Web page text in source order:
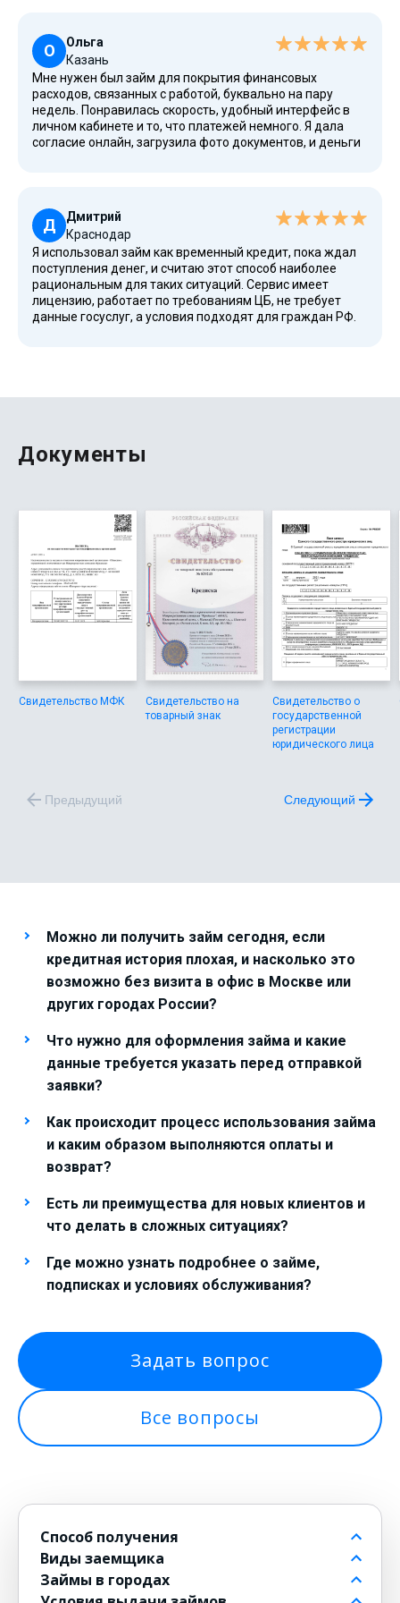
О
Ольга
Казань
Мне нужен был займ для покрытия финансовых
расходов, связанных с работой, буквально на пару
недель. Понравилась скорость, удобный интерфейс в
личном кабинете и то, что платежей немного. Я дала
согласие онлайн, загрузила фото документов, и деньги
Д
Дмитрий
Краснодар
Я использовал займ как временный кредит, пока ждал
поступления денег, и считаю этот способ наиболее
рациональным для таких ситуаций. Сервис имеет
лицензию, работает по требованиям ЦБ, не требует
данные госуслуг, а условия подходят для граждан РФ.
Документы
Свидетельство МФК
Свидетельство на
товарный знак
Свидетельство о
государственной
регистрации
юридического лица
Предыдущий Следующий
Можно ли получить займ сегодня, если
кредитная история плохая, и насколько это
возможно без визита в офис в Москве или
других городах России?
Что нужно для оформления займа и какие
данные требуется указать перед отправкой
заявки?
Как происходит процесс использования займа
и каким образом выполняются оплаты и
возврат?
Есть ли преимущества для новых клиентов и
что делать в сложных ситуациях?
Где можно узнать подробнее о займе,
подписках и условиях обслуживания?
Задать вопрос
Все вопросы
Способ получения
На банковский счет
Через контакт
Виды заемщика
Пенсионерам до 80 лет
Займы в городах